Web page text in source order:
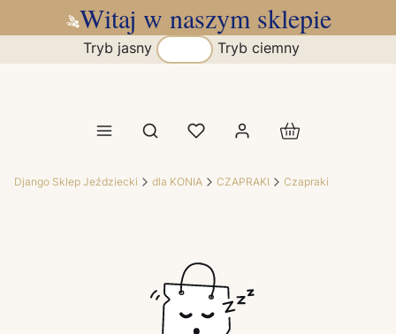
Witaj w naszym sklepie
Tryb jasny Tryb ciemny
Otwórz wyszukiwarkę Produkty w
Django Sklep Jeździecki dla KONIA CZAPRAKI Czapraki